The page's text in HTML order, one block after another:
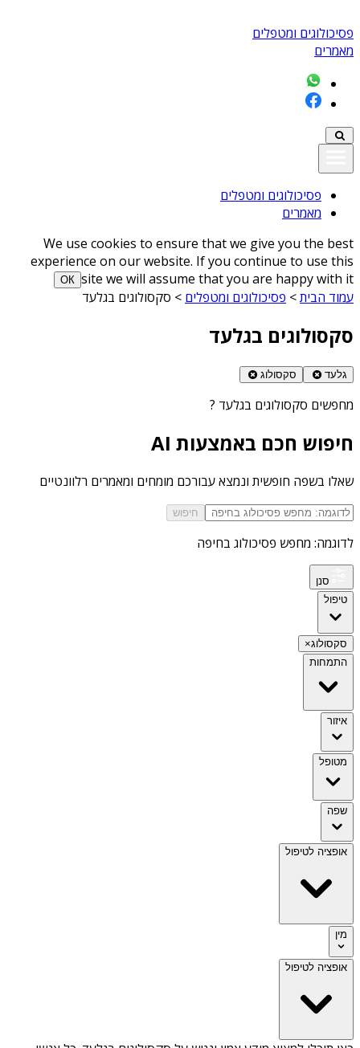
פסיכולוגים ומטפלים
מאמרים
פסיכולוגים ומטפלים
מאמרים
We use cookies to ensure that we give you the best
experience on our website. If you continue to use this
site we will assume that you are happy with it
ОК
עמוד הבית> פסיכולוגים ומטפלים > סקסולוגים בגלעד
סקסולוגים בגלעד
גלעד סקסולוג
מחפשים סקסולוגים בגלעד ?
חיפוש חכם באמצעות AI
שאלו בשפה חופשית ונמצא עבורכם מומחים ומאמרים רלוונטיים
חיפוש
לדוגמה: מחפש פסיכולוג בחיפה
סנן
טיפול
סקסולוג×
התמחות
איזור
מטופל
שפה
אופציה לטיפול
מין
אופציה לטיפול